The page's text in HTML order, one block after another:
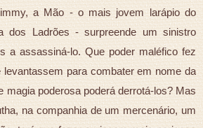
a Mão - o mais jovem larápio do
dos Ladrões - surpreende um sinistro
a assassiná-lo. Que poder maléfico fez
para combater em nome da
magia poderosa poderá derrotá-los? Mas
na companhia de um mercenário, um